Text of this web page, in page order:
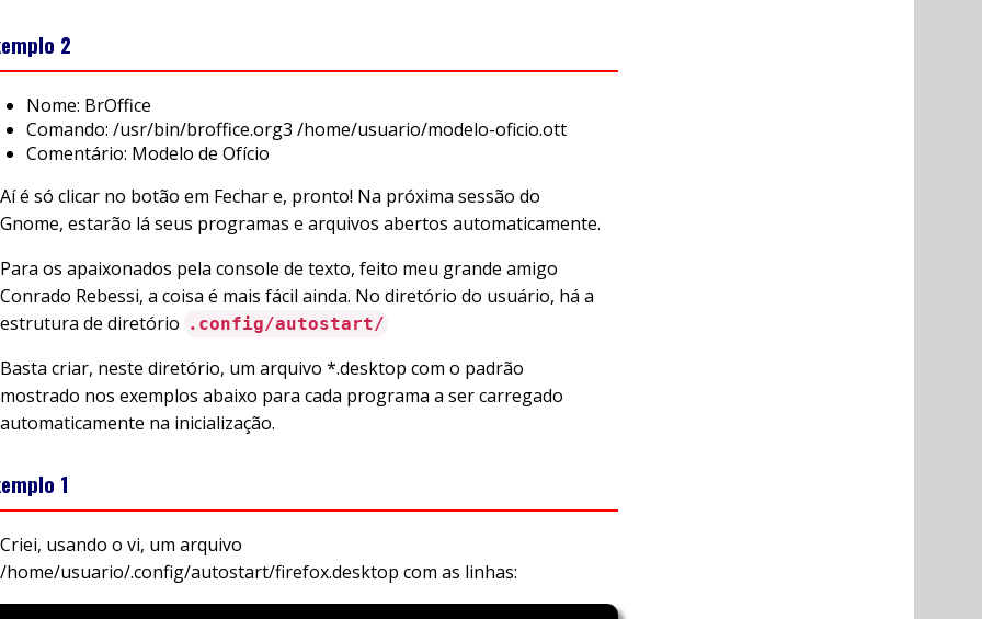
2
Nome: BrOffice
Comando: /usr/bin/broffice.org3 /home/usuario/modelo-oficio.ott
Comentário: Modelo de Ofício
Aí é só clicar no botão em Fechar e, pronto! Na próxima sessão do
Gnome, estarão lá seus programas e arquivos abertos automaticamente.
Para os apaixonados pela console de texto, feito meu grande amigo
Conrado Rebessi, a coisa é mais fácil ainda. No diretório do usuário, há a
estrutura de diretório .config/autostart/
Basta criar, neste diretório, um arquivo *.desktop com o padrão
mostrado nos exemplos abaixo para cada programa a ser carregado
automaticamente na inicialização.
1
Criei, usando o vi, um arquivo
/home/usuario/.config/autostart/firefox.desktop com as linhas: